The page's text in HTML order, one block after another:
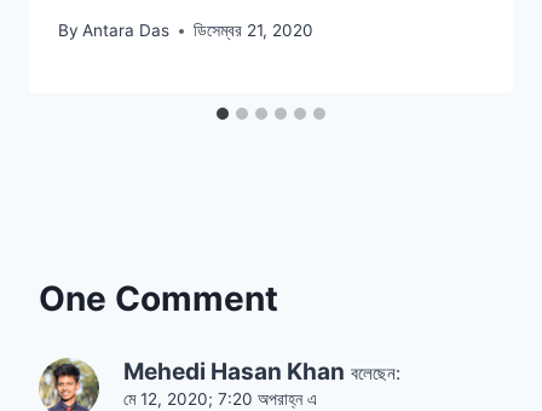
By Antara Das ডিসেম্বর 21, 2020
One Comment
Mehedi Hasan Khan বলেছেন:
মে 12, 2020; 7:20 অপরাহ্ন এ